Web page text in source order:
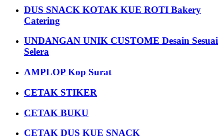
DUS SNACK KOTAK KUE ROTI Bakery
Catering
UNDANGAN UNIK CUSTOME Desain Sesuai
Selera
AMPLOP Kop Surat
CETAK STIKER
CETAK BUKU
CETAK DUS KUE SNACK